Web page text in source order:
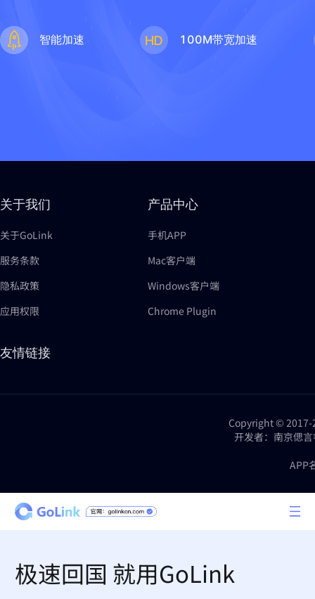
智能加速 100M带宽加速
关于我们
关于GoLink
服务条款
隐私政策
应用权限
产品中心
手机APP
Mac客户端
Windows客户端
Chrome Plugin
友情链接
Copyright © 2017-
开发者：南京偲
APP
极速回国 就用GoLink